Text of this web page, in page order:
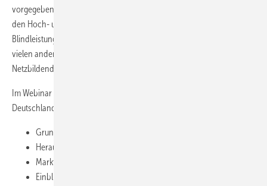
vorgegeben um, wonach bis Ende Juni 2025 ein solcher Markt von
den Hoch- und Höchstspannungs-Netzbetreibern mit
Blindleistungsbedarf eingeführt werden muss. Übrigens parallel zu
vielen anderen europäischen Staaten, die ebenfalls dabei sind,
Netzbildende Eigenschaften einzuführen.
Im Webinar diskutieren wir mit dem Experten von Huawei FusionSolar
Deutschland unter anderem:
Grundlagen und Bedeutung von Grid Forming
Herausforderungen beim Einsatz in realen Übertragungsnetzen
Marktentwicklungen und Zeithorizonte
Einblicke in Huaweis